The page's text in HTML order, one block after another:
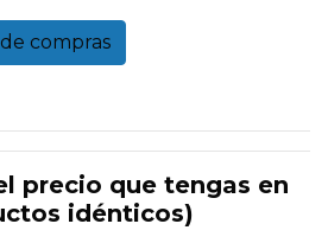
precio que tengas en
idénticos)